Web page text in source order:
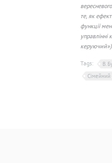
те, як
функції
управлінні
керуючий»).
Tags: В.
Сімейний